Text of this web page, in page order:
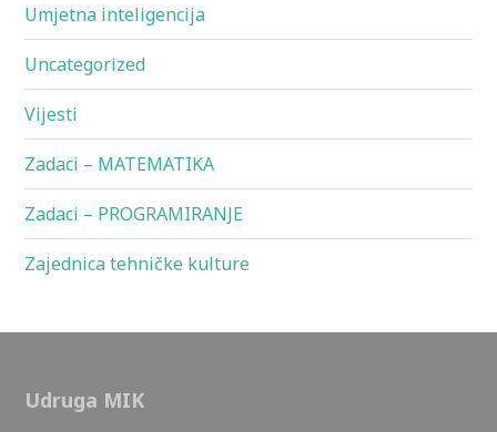
Umjetna inteligencija
Uncategorized
Vijesti
Zadaci – MATEMATIKA
Zadaci – PROGRAMIRANJE
Zajednica tehničke kulture
Udruga MIK